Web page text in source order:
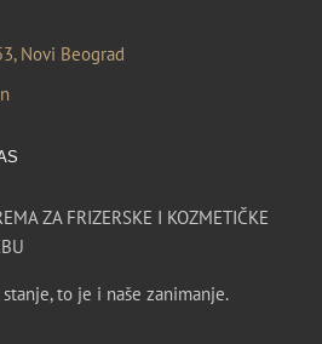
Novi Beograd
ZA FRIZERSKE I KOZMETIČKE
to je i naše zanimanje.